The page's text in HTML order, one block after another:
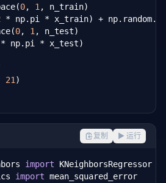
0, 1 , n_train)
* np.pi * x_train) +
0, 1 , n_test)
* np.pi * x_test)
21 )
y_train, deg)
x_test)
-
复制 ▶ 运行
import
import